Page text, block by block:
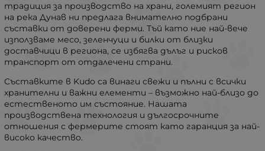
традиция за производство на храни, големият регион
на река Дунав ни предлага внимателно подбрани
съставки от доверени ферми. Тъй като ние най-вече
използваме месо, зеленчуци и билки от близки
доставчици в региона, се избягва дълъг и рисков
транспорт от отдалечени страни.
Съставките в Kudo са винаги свежи и пълни с всички
хранителни и важни елементи – възможно най-близо до
естественото им състояние. Нашата
производствена технология и дългосрочните
отношения с фермерите стоят като гаранция за най-
високо качество.